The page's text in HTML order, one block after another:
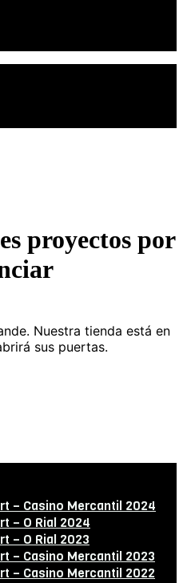
proyectos por
Nuestra tienda está en
sus puertas.
– Casino Mercantil 2024
– O Rial 2024
– O Rial 2023
– Casino Mercantil 2023
– Casino Mercantil 2022